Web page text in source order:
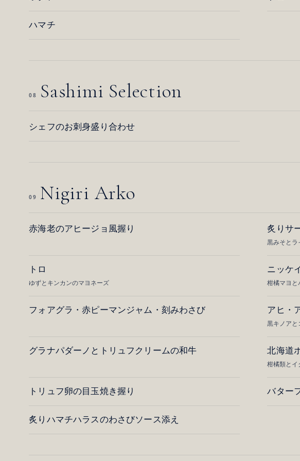
ハマチ
08 Sashimi Selection
シェフのお刺身盛り合わせ
09 Nigiri Arko
赤海老のアヒージョ風握り 炙りサ
黒みそとラ
トロ
ゆずとキンカンのマヨネーズ
ニッケ
柑橘マヨと
フォアグラ・赤ピーマンジャム・刻みわさび アヒ・
黒キノアと
グラナパダーノとトリュフクリームの和牛 北海道
柑橘類とイ
トリュフ卵の目玉焼き握り バター
炙りハマチハラスのわさびソース添え